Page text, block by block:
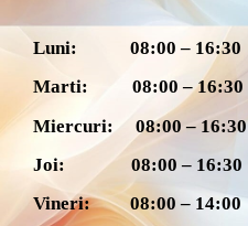
Luni: 08:00 – 16:30
Marti: 08:00 – 16:30
Miercuri: 08:00 – 16:30
Joi: 08:00 – 16:30
Vineri: 08:00 – 14:00